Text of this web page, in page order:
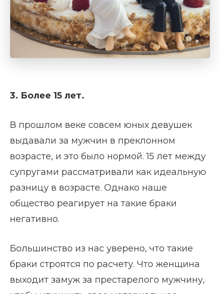
3. Более 15 лет.
В прошлом веке совсем юных девушек
выдавали за мужчин в преклонном
возрасте, и это было нормой. 15 лет между
супругами рассматривали как идеальную
разницу в возрасте. Однако наше
общество реагирует на такие браки
негативно.
Большинство из нас уверено, что такие
браки строятся по расчету. Что женщина
выходит замуж за престарелого мужчину,